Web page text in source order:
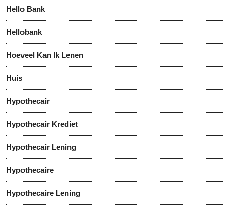
Hello Bank
Hellobank
Hoeveel Kan Ik Lenen
Huis
Hypothecair
Hypothecair Krediet
Hypothecair Lening
Hypothecaire
Hypothecaire Lening